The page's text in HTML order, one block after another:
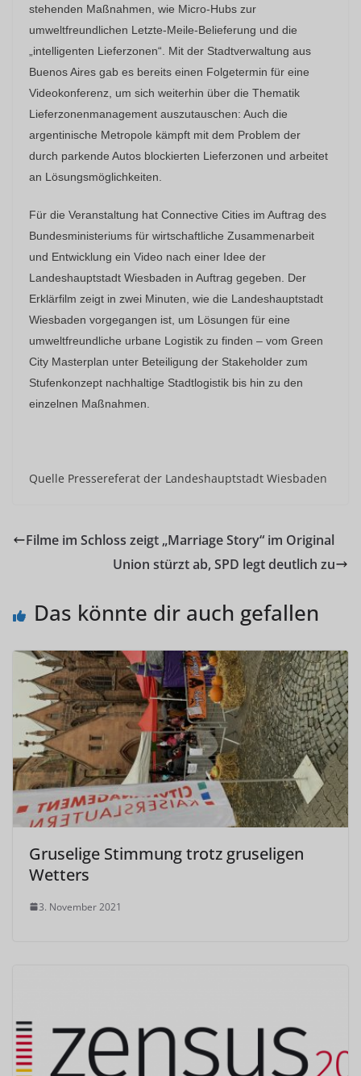
stehenden Maßnahmen, wie Micro-Hubs zur
umweltfreundlichen Letzte-Meile-Belieferung und die
„intelligenten Lieferzonen“. Mit der Stadtverwaltung aus
Buenos Aires gab es bereits einen Folgetermin für eine
Videokonferenz, um sich weiterhin über die Thematik
Lieferzonenmanagement auszutauschen: Auch die
argentinische Metropole kämpft mit dem Problem der
durch parkende Autos blockierten Lieferzonen und arbeitet
an Lösungsmöglichkeiten.
Für die Veranstaltung hat Connective Cities im Auftrag des
Bundesministeriums für wirtschaftliche Zusammenarbeit
und Entwicklung ein Video nach einer Idee der
Landeshauptstadt Wiesbaden in Auftrag gegeben. Der
Erklärfilm zeigt in zwei Minuten, wie die Landeshauptstadt
Wiesbaden vorgegangen ist, um Lösungen für eine
umweltfreundliche urbane Logistik zu finden – vom Green
City Masterplan unter Beteiligung der Stakeholder zum
Stufenkonzept nachhaltige Stadtlogistik bis hin zu den
einzelnen Maßnahmen.
Quelle Pressereferat der Landeshauptstadt Wiesbaden
Filme im Schloss zeigt „Marriage Story“ im Original
Union stürzt ab, SPD legt deutlich zu
Das könnte dir auch gefallen
Gruselige Stimmung trotz gruseligen
Wetters
3. November 2021